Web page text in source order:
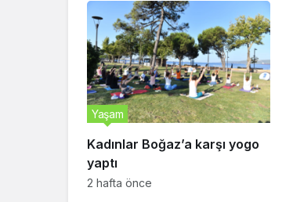
Kadınlar Boğaz’a karşı yogo
yaptı
Yaşam
2 hafta önce